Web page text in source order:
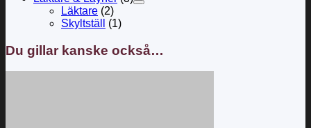
Läktare (2)
Skyltställ
(1)
Du gillar kanske också…